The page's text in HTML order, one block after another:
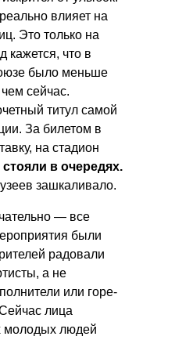
влияет на
Это только на
кажется, что в
было меньше
сейчас.
титул самой
За билетом в
на стадион
в очередях.
зашкаливало.
— все
были
радовали
а не
или горе-
лица
молодых людей